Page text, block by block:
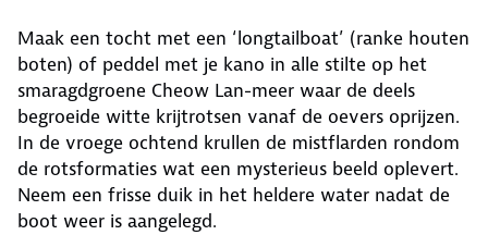
Maak een tocht met een ‘longtailboat’ (ranke houten
boten) of peddel met je kano in alle stilte op het
smaragdgroene Cheow Lan-meer waar de deels
begroeide witte krijtrotsen vanaf de oevers oprijzen.
In de vroege ochtend krullen de mistflarden rondom
de rotsformaties wat een mysterieus beeld oplevert.
Neem een frisse duik in het heldere water nadat de
boot weer is aangelegd.